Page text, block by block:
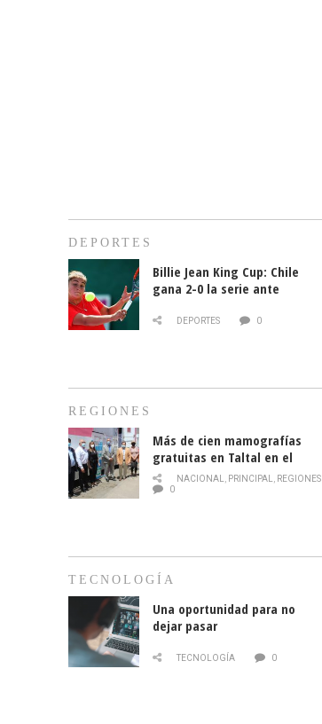
DEPORTES
Billie Jean King Cup: Chile
gana 2-0 la serie ante
DEPORTES 0
REGIONES
Más de cien mamografías
gratuitas en Taltal en el
mes de la prevención del
cáncer de mama
NACIONAL, PRINCIPAL, REGIONES
0
TECNOLOGÍA
Una oportunidad para no
dejar pasar
TECNOLOGÍA 0